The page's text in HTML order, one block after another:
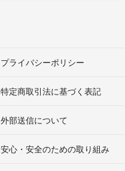
プライバシーポリシー
特定商取引法に基づく表記
外部送信について
安心・安全のための取り組み